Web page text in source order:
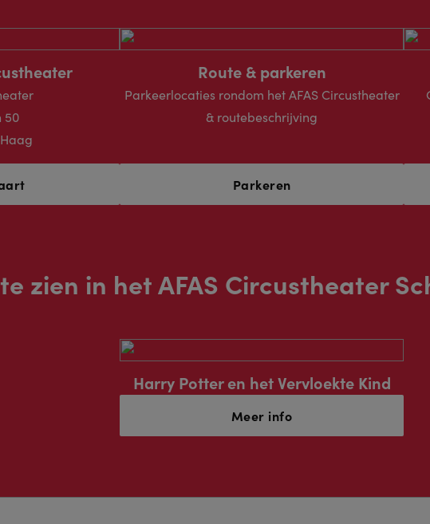
50
Route & parkeren
Parkeerlocaties rondom het AFAS Circustheater
& routebeschrijving
Parkeren
zien in het AFAS Circustheater
Harry Potter en het Vervloekte Kind
Meer info